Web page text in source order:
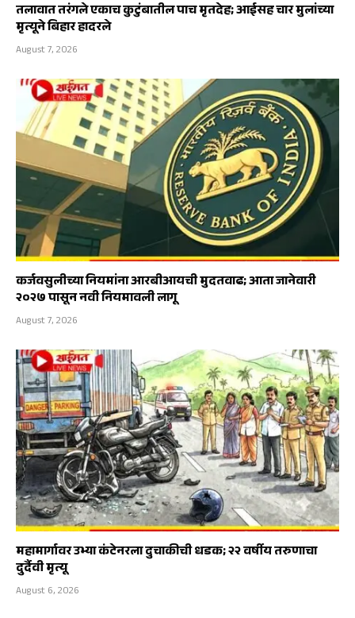
तलावात तरंगले एकाच कुटुंबातील पाच मृतदेह; आईसह चार मुलांच्या
मृत्यूने बिहार हादरले
August 7, 2026
कर्जवसुलीच्या नियमांना आरबीआयची मुदतवाढ; आता जानेवारी
२०२७ पासून नवी नियमावली लागू
August 7, 2026
महामार्गावर उभ्या कंटेनरला दुचाकीची धडक; २२ वर्षीय तरुणाचा
दुर्दैवी मृत्यू
August 6, 2026